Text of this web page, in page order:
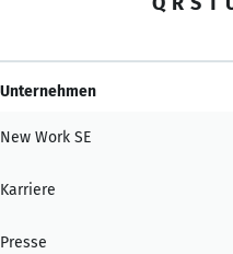
Unternehmen
New Work SE
Karriere
Presse